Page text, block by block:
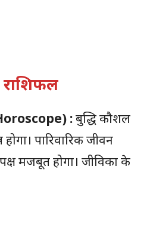
:बुद्धि कौशल
पारिवारिक जीवन
मजबूत होगा। जीविका के